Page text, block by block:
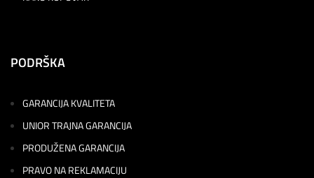
PODRŠKA
GARANCIJA KVALITETA
UNIOR TRAJNA GARANCIJA
PRODUŽENA GARANCIJA
PRAVO NA REKLAMACIJU